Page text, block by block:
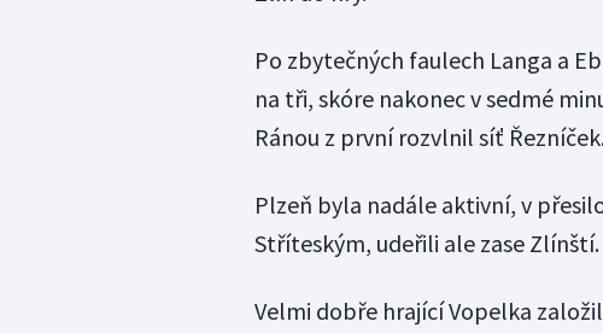
Po zbytečných faulech Langa a
na tři, skóre nakonec v sedmé
Ránou z první rozvlnil síť
Plzeň byla nadále aktivní, v
Stříteským, udeřili ale zase Zlínští.
Velmi dobře hrající Vopelka